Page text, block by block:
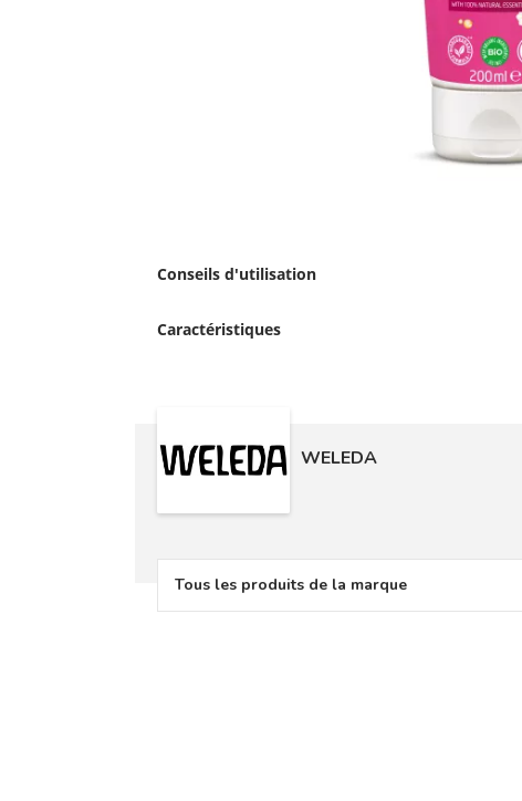
Conseils d'utilisation
Caractéristiques
WELEDA
Tous les produits de la marque